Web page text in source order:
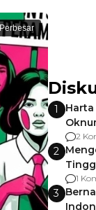
Perbesar
1
Harta
2
2
Usai
1
3